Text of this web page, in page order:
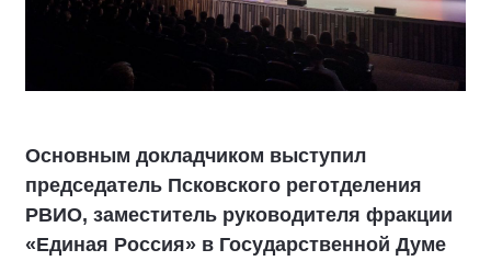
Основным докладчиком выступил
председатель Псковского реготделения
РВИО, заместитель руководителя фракции
«Единая Россия» в Государственной Думе